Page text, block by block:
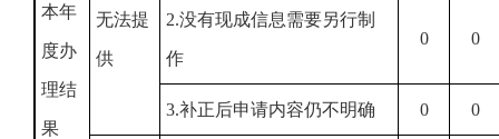
本年
度办
理结
果
无法提
供
2.没有现成信息需要另行制
作
0 0
3.补正后申请内容仍不明确 0 0